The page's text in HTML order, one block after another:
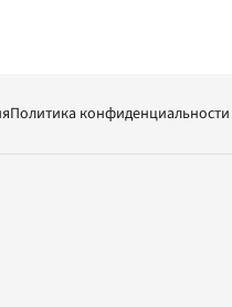
Политика конфиденциальности